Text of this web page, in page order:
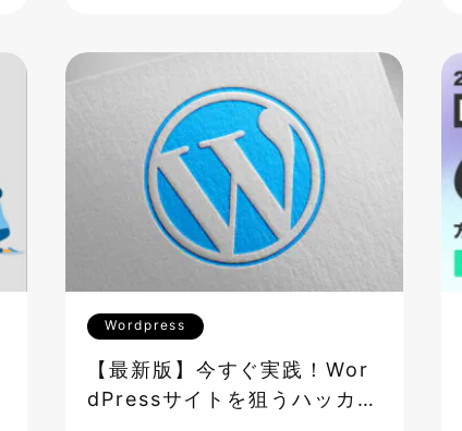
Wordpress
【最新版】今すぐ実践！Wor
dPressサイトを狙うハッカー